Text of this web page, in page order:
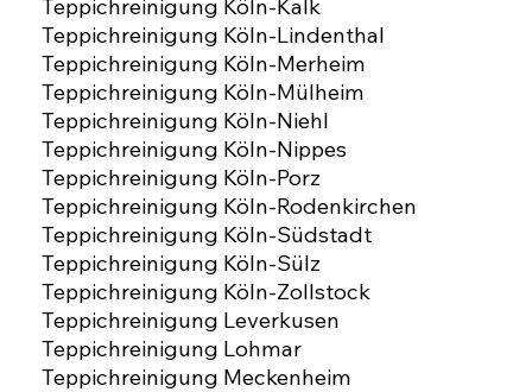
Teppichreinigung Köln-Lindenthal
Teppichreinigung Köln-Merheim
Teppichreinigung Köln-Mülheim
Teppichreinigung Köln-Niehl
Teppichreinigung Köln-Nippes
Teppichreinigung Köln-Porz
Teppichreinigung Köln-Rodenkirchen
Teppichreinigung Köln-Südstadt
Teppichreinigung Köln-Sülz
Teppichreinigung Köln-Zollstock
Teppichreinigung Leverkusen
Teppichreinigung Lohmar
Teppichreinigung Meckenheim